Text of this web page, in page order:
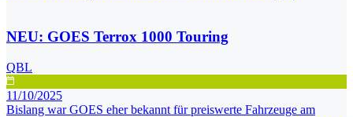
NEU: GOES Terrox 1000 Touring
QBL
11/10/2025
Bislang war GOES eher bekannt für preiswerte Fahrzeuge am